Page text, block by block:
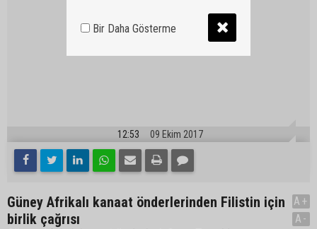
12:53 09 Ekim 2017
Güney Afrikalı kanaat önderlerinden Filistin için
birlik çağrısı
A+
A-
Bir Daha Gösterme